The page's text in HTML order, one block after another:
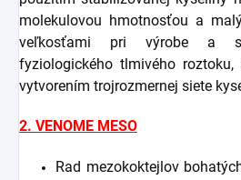
molekulovou hmotnosťou a
veľkosťami pri výrobe a
fyziologického tlmivého
vytvorením trojrozmernej siete
2. VENOME MESO
Rad mezokoktejlov